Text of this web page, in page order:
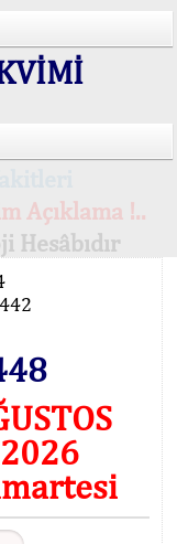
Açıklama !..
Hesâbıdır
2026